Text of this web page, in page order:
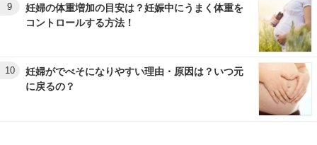
9
妊婦の体重増加の目安は？妊娠中にうまく体重を
コントロールする方法！
10
妊婦がでべそになりやすい理由・原因は？いつ元
に戻るの？